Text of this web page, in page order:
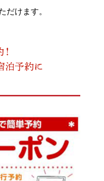
だけます。